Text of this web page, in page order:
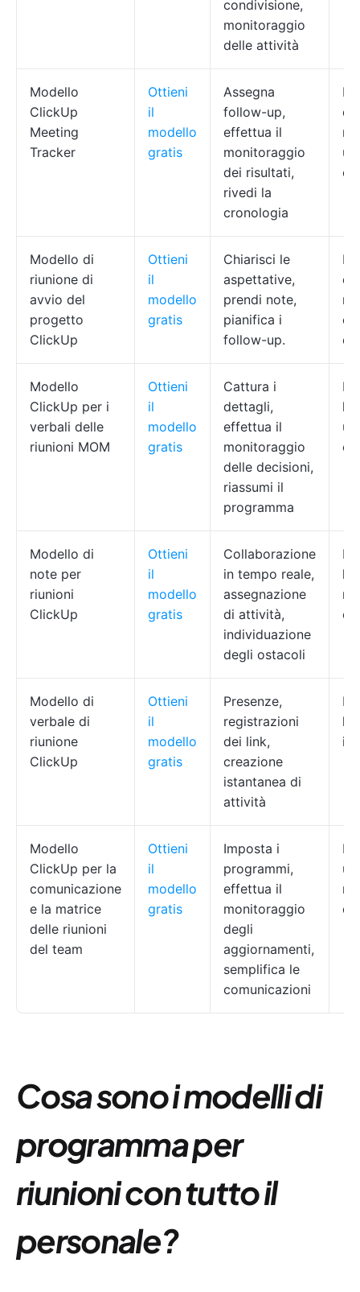
condivisione,
monitoraggio
delle attività
Modello
ClickUp
Meeting
Tracker
Ottieni
il
modello
gratis
Assegna
follow-up,
effettua il
monitoraggio
dei risultati,
rivedi la
cronologia
di
Modello di
riunione di
avvio del
progetto
ClickUp
Ottieni
il
modello
gratis
Chiarisci le
aspettative,
prendi note,
pianifica i
follow-up.
Modello
ClickUp per i
verbali delle
riunioni MOM
Ottieni
il
modello
gratis
Cattura i
dettagli,
effettua il
monitoraggio
delle decisioni,
riassumi il
programma
Modello di
note per
riunioni
ClickUp
Ottieni
il
modello
gratis
Collaborazione
in tempo reale,
assegnazione
di attività,
individuazione
degli ostacoli
Modello di
verbale di
riunione
ClickUp
Ottieni
il
modello
gratis
Presenze,
registrazioni
dei link,
creazione
istantanea di
attività
Modello
ClickUp per la
comunicazione
e la matrice
delle riunioni
del team
Ottieni
il
modello
gratis
Imposta i
programmi,
effettua il
monitoraggio
degli
aggiornamenti,
semplifica le
comunicazioni
di
Cosa sono i modelli di
programma per
riunioni con tutto il
personale?